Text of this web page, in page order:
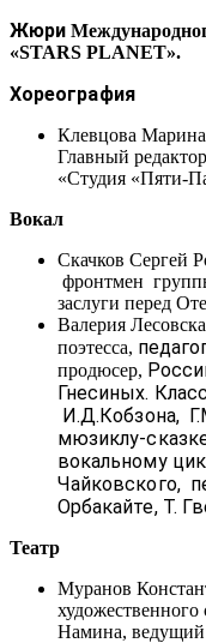
Жюри
«STARS PLANET».
Хореография
Клевцова
Главный
«Студия «Пяти-
Вокал
Скачков Сергей
фронтмен
заслуги перед
Валерия
поэтесса,
продюсер,
Гнесиных.
И.Д.Кобзона,
мюзиклу-
вокальному
Чайковского,
Орбакайте, Т.
Театр
Муранов
Намина, ведущий